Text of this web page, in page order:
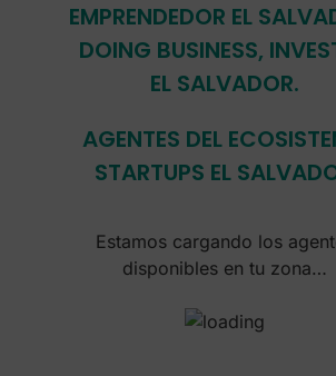
EMPRENDEDOR EL
DOING BUSINESS,
EL SALVADOR.
AGENTES DEL
STARTUPS EL
Estamos cargando los
disponibles en tu zona…